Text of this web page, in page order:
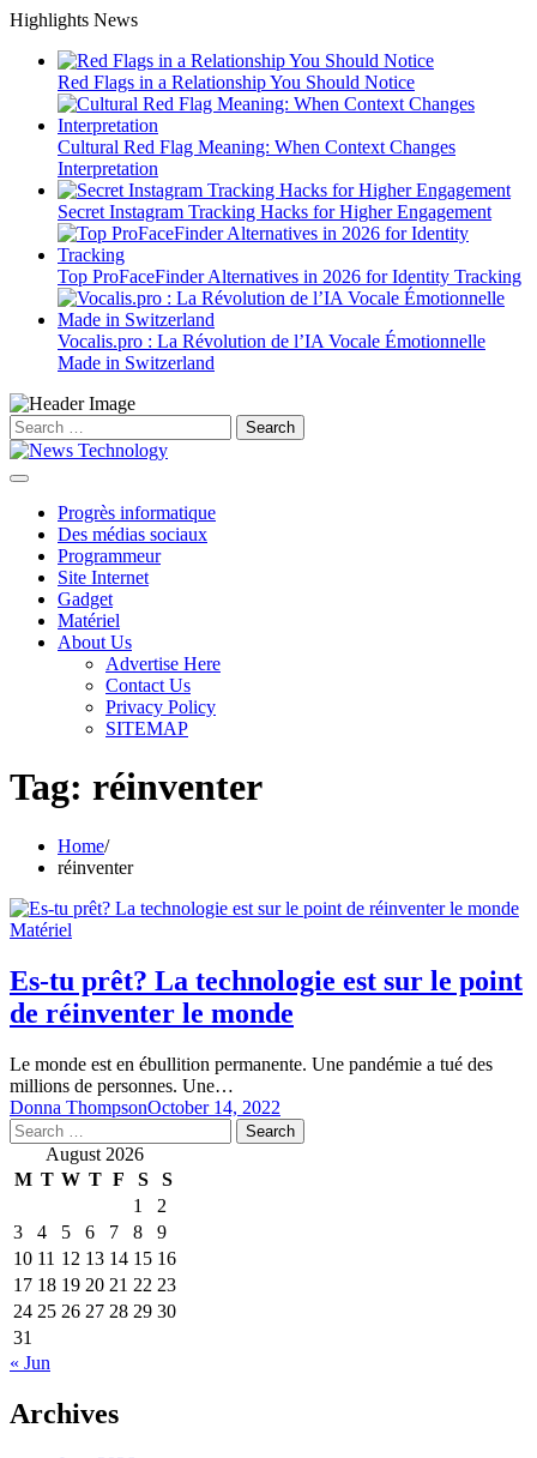
Skip
content
Highlights News
Red Flags in a Relationship You Should Notice
Cultural Red Flag Meaning: When Context Changes
Interpretation
Secret Instagram Tracking Hacks for Higher Engagement
Top ProFaceFinder Alternatives in 2026 for Identity Tracking
Vocalis.pro : La Révolution de l’IA Vocale Émotionnelle
Made in Switzerland
Search
for:
Progrès informatique
Des médias sociaux
Programmeur
Site Internet
Gadget
Matériel
About Us
Advertise Here
Contact Us
Privacy Policy
SITEMAP
Tag: réinventer
Home
réinventer
Matériel
Es-tu prêt? La technologie est sur le point
de réinventer le monde
Le monde est en ébullition permanente. Une pandémie a tué des
millions de personnes. Une…
Donna ThompsonOctober 14, 2022
Search
for: August 2026
M T W T F S
S
1
2
3
4 5 6 7 8
9
10 11 12 13 14 15 16
17 18 19 20 21 22 23
24 25 26 27 28 29 30
31
« Jun
Archives